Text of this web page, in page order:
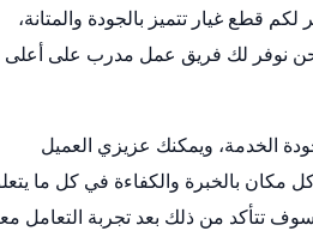
قطع غيار تتميز بالجودة والمتانة،
فنحن نوفر لك فريق عمل مدرب على أعلى
الخدمة، ويمكنك عزيزي العميل
مكان بالخبرة والكفاءة في كل ما
تتأكد من ذلك بعد تجربة التعامل